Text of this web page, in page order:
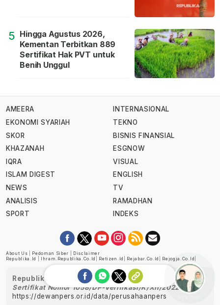
5 Hingga Agustus 2026,
Kementan Terbitkan 889
Sertifikat Hak PVT untuk
Benih Unggul
AMEERA
EKONOMI SYARIAH
SKOR
KHAZANAH
IQRA
ISLAM DIGEST
NEWS
ANALISIS
SPORT
INTERNASIONAL
TEKNO
BISNIS FINANSIAL
ESGNOW
VISUAL
ENGLISH
TV
RAMADHAN
INDEKS
About Us Pedoman Siber
Disclaimer
Republika.id
Ihram.republika.co.id Retizen.id Rejabar.co.id Rejogja.co.id
Republika telah diverifikasi oleh Dewan Pers
Sertifikat Nomor 1058/DP-Verifikasi/K/XII/2022
https://dewanpers.or.id/data/perusahaanpers